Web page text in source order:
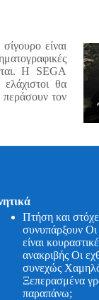
είναι
Η SEGA
θα
περάσουν τον
Πτήση και
συνυπάρξουν
είναι
ανακριβής Οι
συνεχώς
Ξεπερασμένα
παραπάνω;